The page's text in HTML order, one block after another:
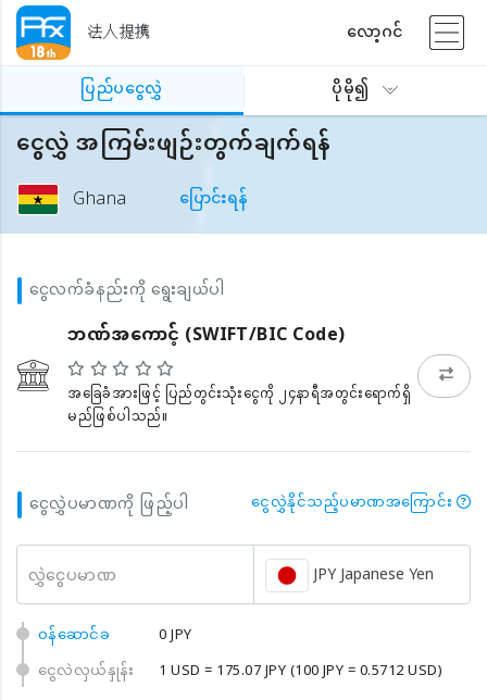
法人提携
လော့ဂင်
ပြည်ပငွေလွှဲ
ပိုမို၍
ငွေလွှဲ အကြမ်းဖျဉ်းတွက်ချက်ရန်
Ghana ပြောင်းရန်
ငွေလက်ခံနည်းကို ရွေးချယ်ပါ
ဘဏ်အကောင့် (SWIFT/BIC Code)
အခြေခံအားဖြင့် ပြည်တွင်းသုံးငွေကို ၂၄နာရီအတွင်းရောက်ရှိ
မည်ဖြစ်ပါသည်။
ငွေလွှဲပမာဏကို ဖြည့်ပါ ငွေလွှဲနိုင်သည့်ပမာဏအကြောင်း
လွှဲငွေပမာဏ JPY Japanese Yen
၀န်ဆောင်ခ
0 JPY
ငွေလဲလှယ်နှုန်း
1 USD = 175.07 JPY(100 JPY = 0.5712 USD)